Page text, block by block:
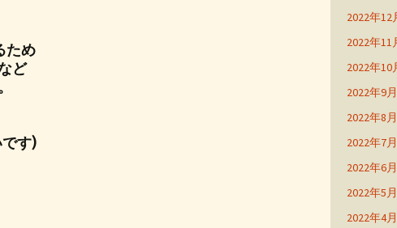
ため
ど
す)
2022年12
2022年11
2022年10
2022年9月
2022年8月
2022年7月
2022年6月
2022年5月
2022年4月